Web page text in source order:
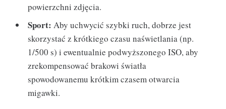
powierzchni zdjęcia.
Sport: Aby uchwycić szybki ruch, dobrze jest
skorzystać z krótkiego czasu naświetlania (np.
1/500 s) i ewentualnie podwyższonego ISO, aby
zrekompensować brakowi światła
spowodowanemu krótkim czasem otwarcia
migawki.